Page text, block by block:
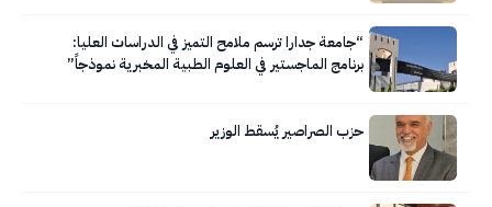
“جامعة جدارا ترسم ملامح التميز في الدراسات العليا:
برنامج الماجستير في العلوم الطبية المخبرية نموذجاً”
حزب الصراصير يُسقط الوزير